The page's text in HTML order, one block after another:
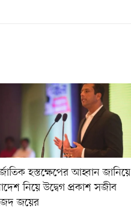
হস্তক্ষেপের আহ্বান জানিয়ে
নিয়ে উদ্বেগ প্রকাশ সজীব
জয়ের